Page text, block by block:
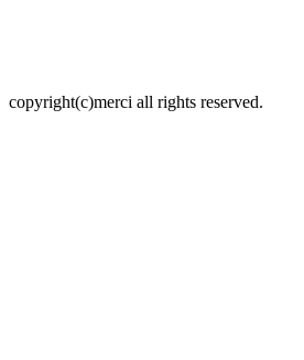
copyright(c)merci all rights reserved.